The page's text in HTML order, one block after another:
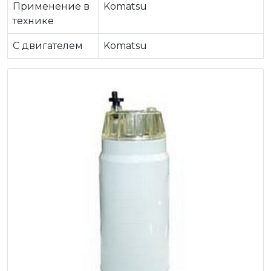
Применение в
технике
Komatsu
C двигателем Komatsu